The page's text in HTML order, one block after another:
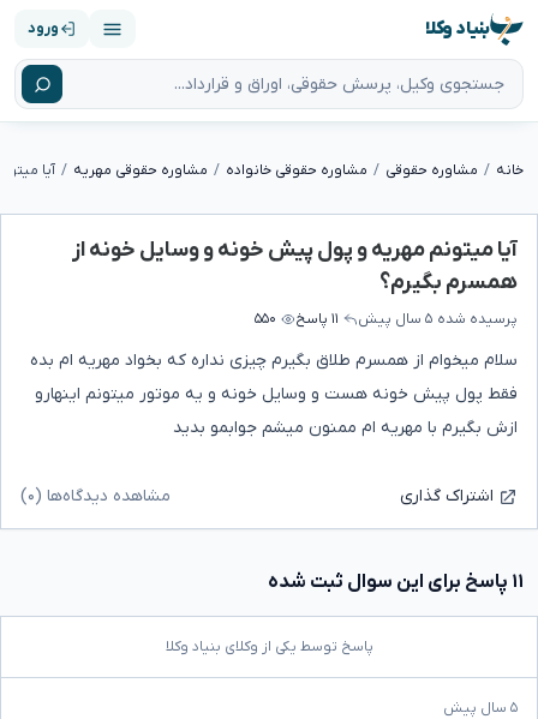
بنیاد وکلا ورود
خانه مشاوره حقوقی مشاوره حقوقی خانواده مشاوره حقوقی مهریه
آیا میتونم مهریه و پول پیش خونه و وسایل خونه از
همسرم بگیرم؟
پرسیده شده ۵ سال پیش ۱۱ پاسخ ۵۵۰
سلام میخوام از همسرم طلاق بگیرم چیزی نداره که بخواد مهریه ام بده
فقط پول پیش خونه هست و وسایل خونه و یه موتور میتونم اینهارو
ازش بگیرم با مهریه ام ممنون میشم جوابمو بدید
اشتراک گذاری مشاهده دیدگاه‌ها (۰)
۱۱ پاسخ برای این سوال ثبت شده
پاسخ توسط یکی از وکلای بنیاد وکلا
۵ سال پیش